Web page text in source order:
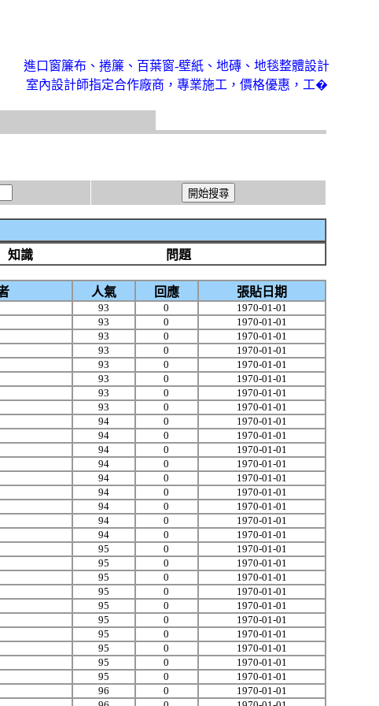
進口窗簾布、捲簾、百葉窗-壁紙、地磚、地毯整體設計
室內設計師指定合作廠商，專業施工，價格優惠，工�
知識 問題
人氣 回應 張貼日期
93 0
1970-01-01
93
0
1970-01-01
93
0
1970-01-01
93
0
1970-01-01
93
0
1970-01-01
93
0
1970-01-01
93
0
1970-01-01
93
0
1970-01-01
94
0
1970-01-01
94
0
1970-01-01
94
0
1970-01-01
94
0
1970-01-01
94
0
1970-01-01
94
0
1970-01-01
94
0
1970-01-01
94
0
1970-01-01
94
0
1970-01-01
95
0
1970-01-01
95
0
1970-01-01
95
0
1970-01-01
95
0
1970-01-01
95
0
1970-01-01
95
0
1970-01-01
95
0
1970-01-01
95
0
1970-01-01
95
0
1970-01-01
95
0
1970-01-01
96
0
1970-01-01